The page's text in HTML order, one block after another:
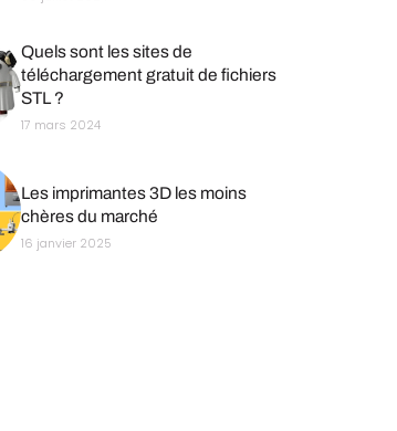
Quels sont les sites de
téléchargement gratuit de fichiers
STL ?
17 mars 2024
Les imprimantes 3D les moins
chères du marché
16 janvier 2025